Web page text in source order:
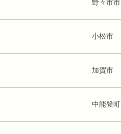
野々市市
小松市
加賀市
中能登町